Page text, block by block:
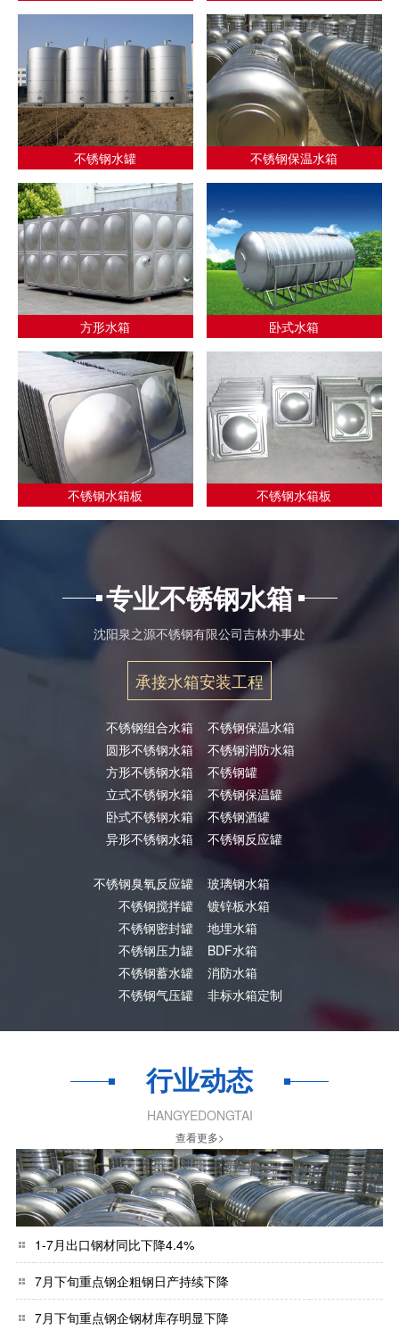
不锈钢水罐 不锈钢保温水箱
方形水箱 卧式水箱
不锈钢水箱板 不锈钢水箱板
专业不锈钢水箱
沈阳泉之源不锈钢有限公司吉林办事处
承接水箱安装工程
不锈钢组合水箱
圆形不锈钢水箱
方形不锈钢水箱
立式不锈钢水箱
卧式不锈钢水箱
异形不锈钢水箱
不锈钢臭氧反应罐
不锈钢搅拌罐
不锈钢密封罐
不锈钢压力罐
不锈钢蓄水罐
不锈钢气压罐
不锈钢保温水箱
不锈钢消防水箱
不锈钢罐
不锈钢保温罐
不锈钢酒罐
不锈钢反应罐
玻璃钢水箱
镀锌板水箱
地埋水箱
BDF水箱
消防水箱
非标水箱定制
行业动态
HANGYEDONGTAI
查看更多>
1-7月出口钢材同比下降4.4%
7月下旬重点钢企粗钢日产持续下降
7月下旬重点钢企钢材库存明显下降